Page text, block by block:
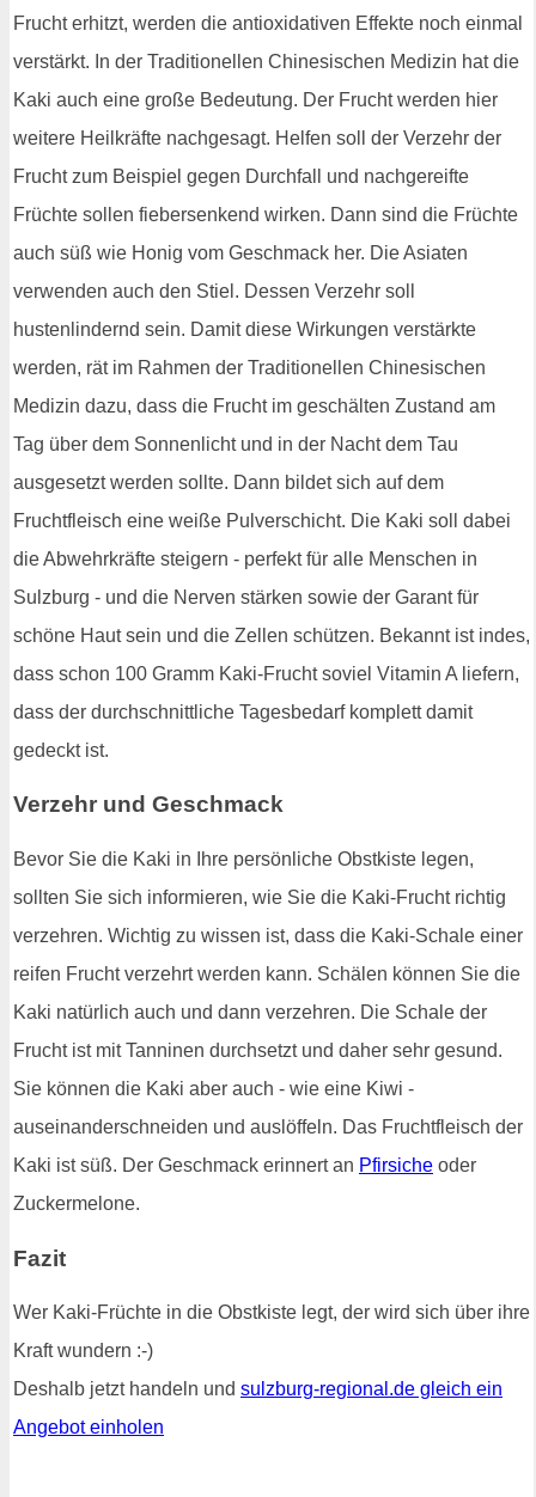
Frucht erhitzt, werden die antioxidativen Effekte noch einmal
verstärkt. In der Traditionellen Chinesischen Medizin hat die
Kaki auch eine große Bedeutung. Der Frucht werden hier
weitere Heilkräfte nachgesagt. Helfen soll der Verzehr der
Frucht zum Beispiel gegen Durchfall und nachgereifte
Früchte sollen fiebersenkend wirken. Dann sind die Früchte
auch süß wie Honig vom Geschmack her. Die Asiaten
verwenden auch den Stiel. Dessen Verzehr soll
hustenlindernd sein. Damit diese Wirkungen verstärkte
werden, rät im Rahmen der Traditionellen Chinesischen
Medizin dazu, dass die Frucht im geschälten Zustand am
Tag über dem Sonnenlicht und in der Nacht dem Tau
ausgesetzt werden sollte. Dann bildet sich auf dem
Fruchtfleisch eine weiße Pulverschicht. Die Kaki soll dabei
die Abwehrkräfte steigern - perfekt für alle Menschen in
Sulzburg - und die Nerven stärken sowie der Garant für
schöne Haut sein und die Zellen schützen. Bekannt ist indes,
dass schon 100 Gramm Kaki-Frucht soviel Vitamin A liefern,
dass der durchschnittliche Tagesbedarf komplett damit
gedeckt ist.
Verzehr und Geschmack
Bevor Sie die Kaki in Ihre persönliche Obstkiste legen,
sollten Sie sich informieren, wie Sie die Kaki-Frucht richtig
verzehren. Wichtig zu wissen ist, dass die Kaki-Schale einer
reifen Frucht verzehrt werden kann. Schälen können Sie die
Kaki natürlich auch und dann verzehren. Die Schale der
Frucht ist mit Tanninen durchsetzt und daher sehr gesund.
Sie können die Kaki aber auch - wie eine Kiwi -
auseinanderschneiden und auslöffeln. Das Fruchtfleisch der
Kaki ist süß. Der Geschmack erinnert an Pfirsiche oder
Zuckermelone.
Fazit
Wer Kaki-Früchte in die Obstkiste legt, der wird sich über ihre
Kraft wundern :-)
Deshalb jetzt handeln und sulzburg-regional.de gleich ein
Angebot einholen